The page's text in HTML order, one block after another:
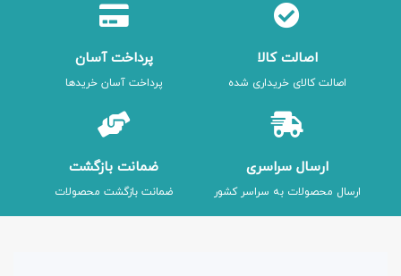
اصالت کالا
اصالت کالای خریداری شده
پرداخت آسان
پرداخت آسان خریدها
ارسال سراسری
ارسال محصولات به سراسر کشور
ضمانت بازگشت
ضمانت بازگشت محصولات